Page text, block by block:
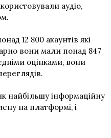
аудіо,
12 800 акаунтів які
вони мали понад 847
оцінками, вони
найбільшу інформаційну
на платформі, і